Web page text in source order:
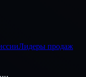
Лидеры продаж